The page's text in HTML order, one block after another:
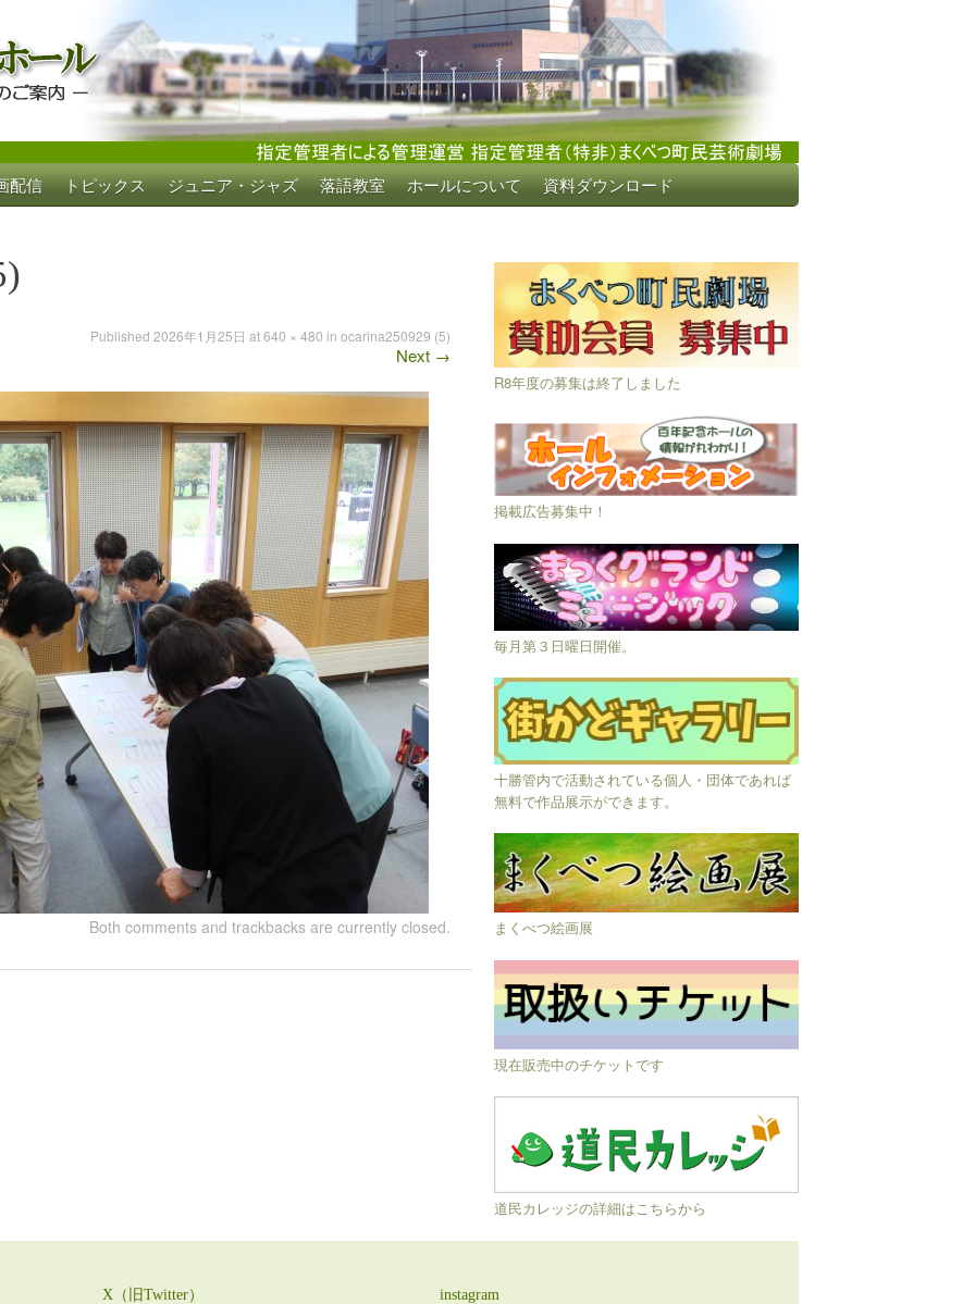
ール
配信 トピックス ジュニア・ジャズ 落語教室 ホールについて 資料ダウンロード
Published 2026年1月25日 at640 × 480 in ocarina250929 (5)
Next →
Both comments and trackbacks are currently closed.
R8年度の募集は終了しました
掲載広告募集中！
毎月第３日曜日開催。
十勝管内で活動されている個人・団体であれば
無料で作品展示ができます。
まくべつ絵画展
現在販売中のチケットです
道民カレッジの詳細はこちらから
X（旧Twitter） instagram